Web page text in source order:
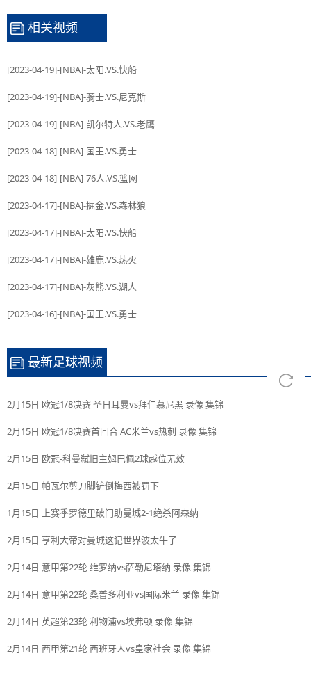
相关视频
[2023-04-19]-[NBA]-太阳.VS.快船
[2023-04-19]-[NBA]-骑士.VS.尼克斯
[2023-04-19]-[NBA]-凯尔特人.VS.老鹰
[2023-04-18]-[NBA]-国王.VS.勇士
[2023-04-18]-[NBA]-76人.VS.篮网
[2023-04-17]-[NBA]-掘金.VS.森林狼
[2023-04-17]-[NBA]-太阳.VS.快船
[2023-04-17]-[NBA]-雄鹿.VS.热火
[2023-04-17]-[NBA]-灰熊.VS.湖人
[2023-04-16]-[NBA]-国王.VS.勇士
最新足球视频
2月15日 欧冠1/8决赛 圣日耳曼vs拜仁慕尼黑 录像 集锦
2月15日 欧冠1/8决赛首回合 AC米兰vs热刺 录像 集锦
2月15日 欧冠-科曼弑旧主姆巴佩2球越位无效
2月15日 帕瓦尔剪刀脚铲倒梅西被罚下
1月15日 上赛季罗德里破门助曼城2-1绝杀阿森纳
2月15日 亨利大帝对曼城这记世界波太牛了
2月14日 意甲第22轮 维罗纳vs萨勒尼塔纳 录像 集锦
2月14日 意甲第22轮 桑普多利亚vs国际米兰 录像 集锦
2月14日 英超第23轮 利物浦vs埃弗顿 录像 集锦
2月14日 西甲第21轮 西班牙人vs皇家社会 录像 集锦